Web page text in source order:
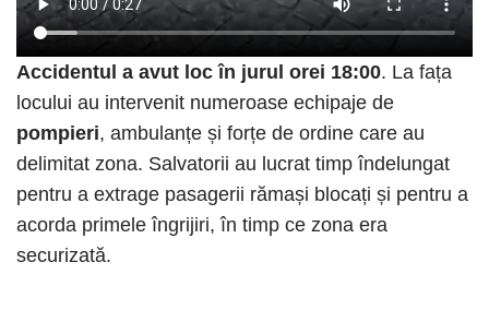
Accidentul a avut loc în jurul orei 18:00. La fața
locului au intervenit numeroase echipaje de
pompieri, ambulanțe și forțe de ordine care au
delimitat zona. Salvatorii au lucrat timp îndelungat
pentru a extrage pasagerii rămași blocați și pentru a
acorda primele îngrijiri, în timp ce zona era
securizată.